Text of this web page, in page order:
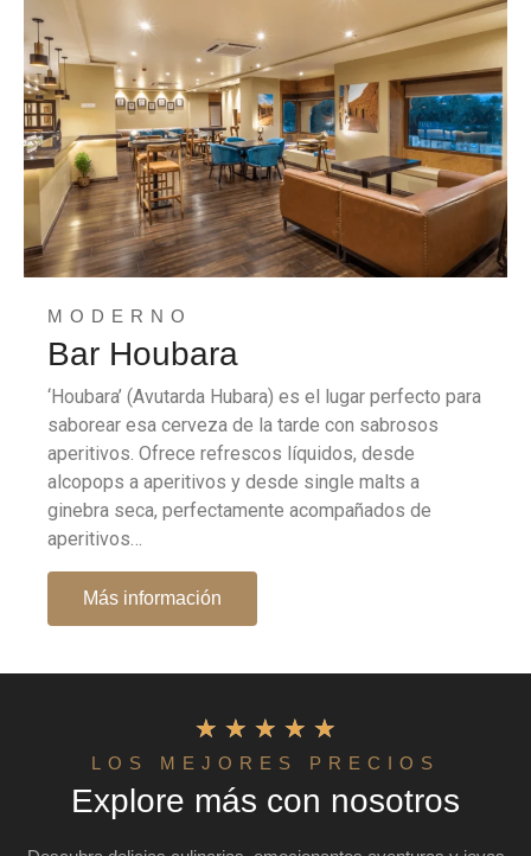
MODERNO
Bar Houbara
‘Houbara’ (Avutarda Hubara) es el lugar perfecto para
saborear esa cerveza de la tarde con sabrosos
aperitivos. Ofrece refrescos líquidos, desde
alcopops a aperitivos y desde single malts a
ginebra seca, perfectamente acompañados de
aperitivos…
Más información
★ ★ ★ ★ ★
LOS MEJORES PRECIOS
Explore más con nosotros